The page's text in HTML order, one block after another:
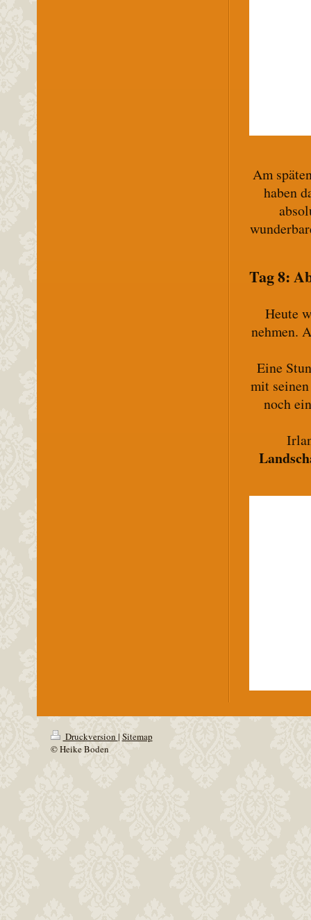
Am
haben
Tag 8:
Heute
nehmen.
Eine
mit
noch
Druckversion | Sitemap
© Heike Boden